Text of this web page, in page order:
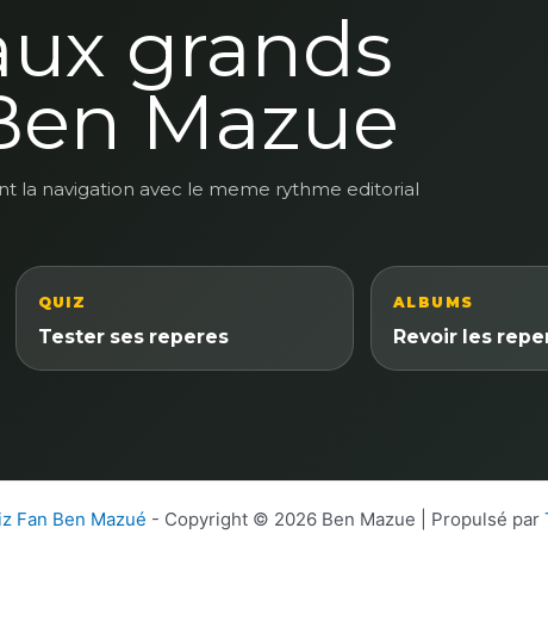
grands
Mazue
la navigation avec le meme rythme editorial
QUIZ
Tester ses reperes
ALBUMS
Revoir les
Fan Ben Mazué - Copyright © 2026 Ben Mazue | Propulsé par